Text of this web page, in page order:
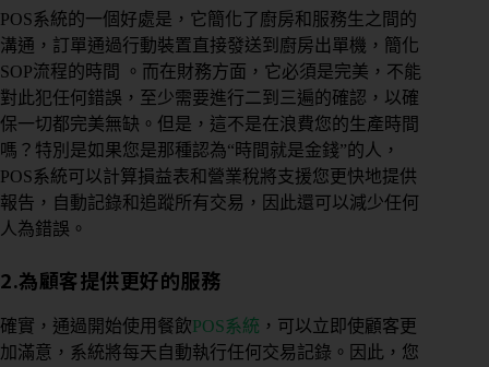
POS系統的一個好處是，它簡化了廚房和服務生之間的
溝通，訂單通過行動裝置直接發送到廚房出單機，簡化
SOP流程的時間 。而在財務方面，它必須是完美，不能
對此犯任何錯誤，至少需要進行二到三遍的確認，以確
保一切都完美無缺。但是，這不是在浪費您的生產時間
嗎？特別是如果您是那種認為“時間就是金錢”的人，
POS系統可以計算損益表和營業稅將支援您更快地提供
報告，自動記錄和追蹤所有交易，因此還可以減少任何
人為錯誤。
2.為顧客提供更好的服務
確實，通過開始使用餐飲POS系統 ，可以立即使顧客更
加滿意，系統將每天自動執行任何交易記錄。因此，您